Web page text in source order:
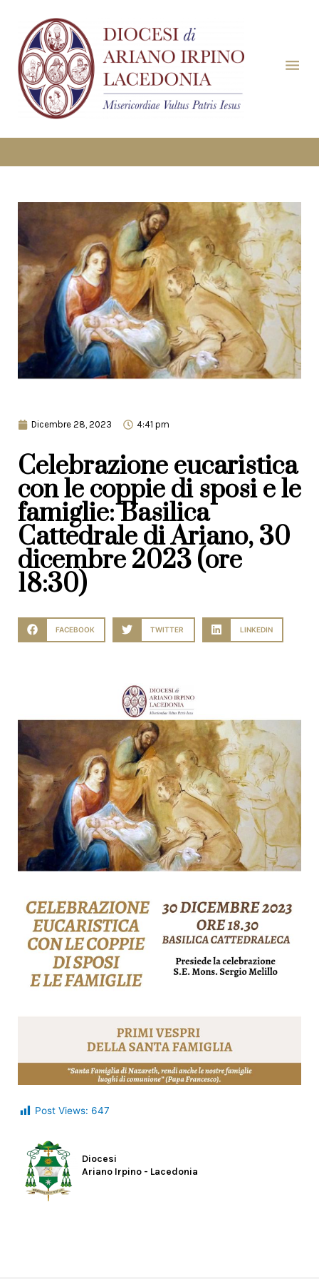
Dicembre 28, 2023 4:41 pm
Celebrazione eucaristica
con le coppie di sposi e le
famiglie: Basilica
Cattedrale di Ariano, 30
dicembre 2023 (ore
18:30)
FACEBOOK TWITTER LINKEDIN
Post Views: 647
Diocesi
Ariano Irpino - Lacedonia